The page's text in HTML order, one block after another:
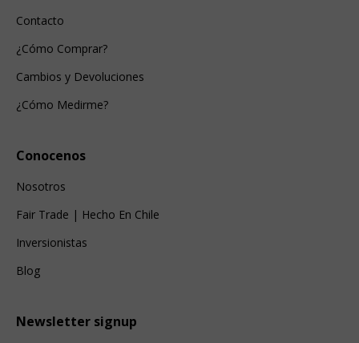
Contacto
¿Cómo Comprar?
Cambios y Devoluciones
¿Cómo Medirme?
Conocenos
Nosotros
Fair Trade | Hecho En Chile
Inversionistas
Blog
Newsletter signup